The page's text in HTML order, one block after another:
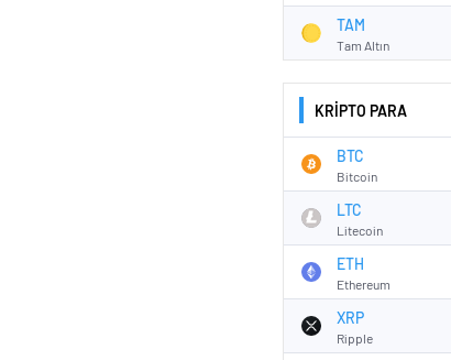
TAM
Tam Altın
KRİPTO PARA
BTC
Bitcoin
LTC
Litecoin
ETH
Ethereum
XRP
Ripple